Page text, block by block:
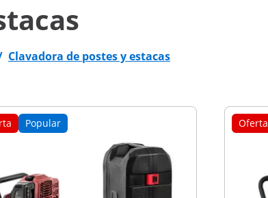
Clavadora de postes y estacas
Popular Oferta